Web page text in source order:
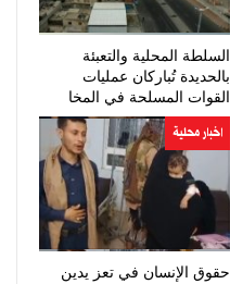
السلطة المحلية والتعبئة
بالحديدة تُباركان عمليات
القوات المسلحة في المخا
اخبار محلية
حقوق الإنسان في تعز يدين